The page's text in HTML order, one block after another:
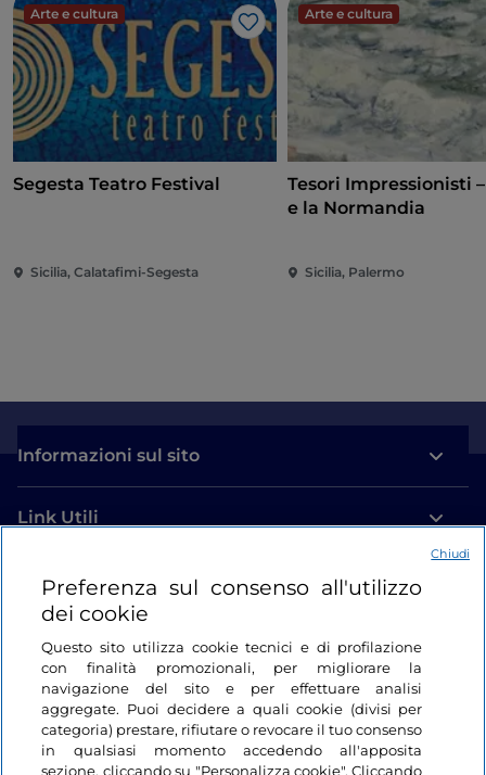
Arte e cultura
Like
Segesta Teatro Festival
Sicilia, Calatafimi-Segesta
Arte e cultura
Tesori Impressionisti
e la Normandia
Sicilia, Palermo
Informazioni sul sito
Link Utili
Login
Restiamo in contatto
Preferenza sul consenso all'utilizzo
dei cookie
Questo sito utilizza cookie tecnici e di profilazione
con finalità promozionali, per migliorare la
navigazione del sito e per effettuare analisi
aggregate. Puoi decidere a quali cookie (divisi per
categoria) prestare, rifiutare o revocare il tuo consenso
in qualsiasi momento accedendo all'apposita
sezione, cliccando su "Personalizza cookie". Cliccando
Chiudi